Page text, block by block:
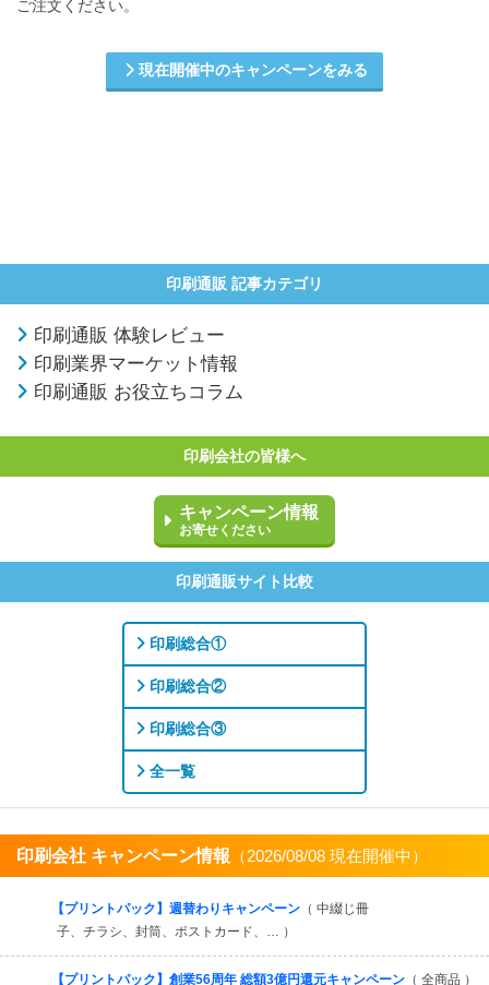
ご注文ください。
現在開催中のキャンペーンをみる
印刷通販 記事カテゴリ
印刷通販 体験レビュー
印刷業界マーケット情報
印刷通販 お役立ちコラム
印刷会社の皆様へ
キャンペーン情報
お寄せください
印刷通販サイト比較
印刷総合①
印刷総合②
印刷総合③
全一覧
印刷会社 キャンペーン情報 （2026/08/08 現在開催中）
【プリントパック】週替わりキャンペーン （ 中綴じ冊
子、チラシ、封筒、ポストカード、… ）
【プリントパック】創業56周年 総額3億円還元キャンペーン （ 全商品 ）